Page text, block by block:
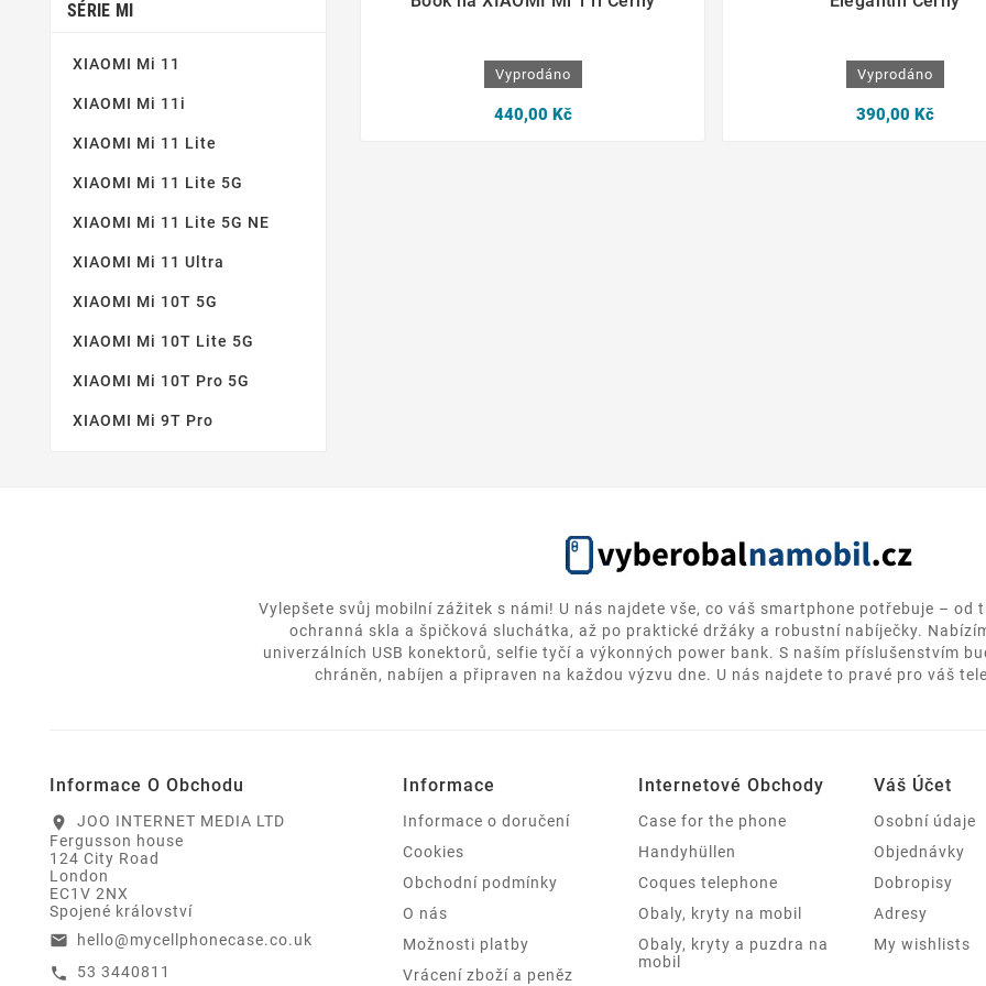
SÉRIE MI
XIAOMI Mi 11
XIAOMI Mi 11i
XIAOMI Mi 11 Lite
XIAOMI Mi 11 Lite 5G
XIAOMI Mi 11 Lite 5G NE
XIAOMI Mi 11 Ultra
XIAOMI Mi 10T 5G
XIAOMI Mi 10T Lite 5G
XIAOMI Mi 10T Pro 5G
XIAOMI Mi 9T Pro
Vyprodáno
440,00 Kč
Vyprodáno
390,00 Kč
Vylepšete svůj mobilní zážitek s námi! U nás najdete vše, co váš smartphone potřebuje –
ochranná skla a špičková sluchátka, až po praktické držáky a robustní nabíječky.
univerzálních USB konektorů, selfie tyčí a výkonných power bank. S naším příslušenstvím
chráněn, nabíjen a připraven na každou výzvu dne. U nás najdete to pravé pro váš
Informace O Obchodu
location_on
JOO INTERNET MEDIA LTD
Fergusson house
124 City Road
London
EC1V 2NX
Spojené království
email hello@mycellphonecase.co.uk
call 53 3440811
Informace
Informace o doručení
Cookies
Obchodní podmínky
O nás
Možnosti platby
Vrácení zboží a peněz
Internetové Obchody
Case for the phone
Handyhüllen
Coques telephone
Obaly, kryty na mobil
Obaly, kryty a puzdra na
mobil
Váš Účet
Osobní údaje
Objednávky
Dobropisy
Adresy
My wishlists